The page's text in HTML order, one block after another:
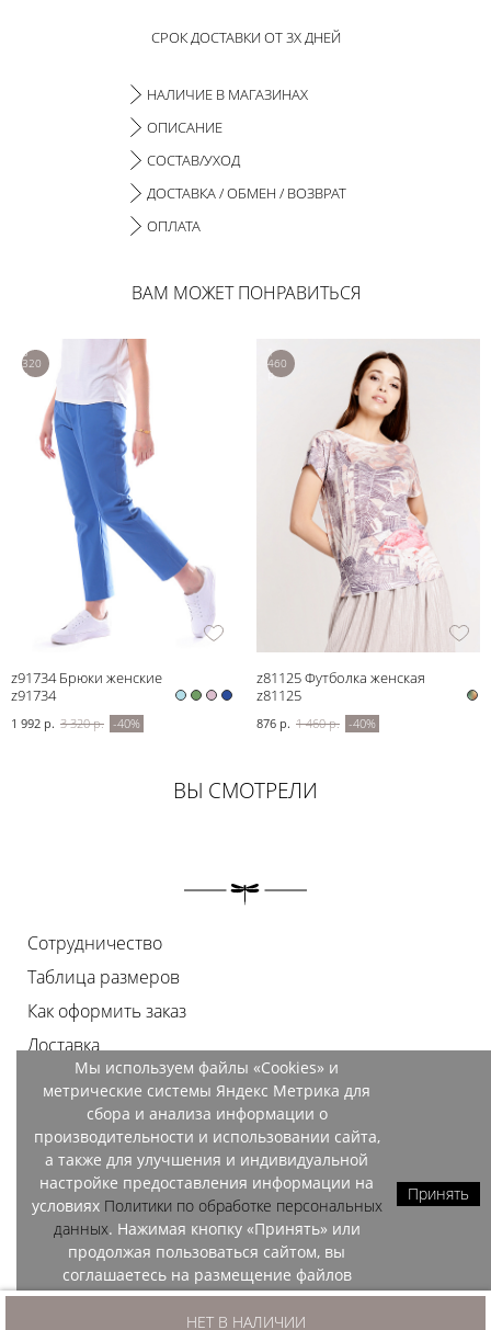
НЕТ В НАЛИЧИИ
СРОК ДОСТАВКИ ОТ 3Х ДНЕЙ
НАЛИЧИЕ В МАГАЗИНАХ
ОПИСАНИЕ
СОСТАВ/УХОД
ДОСТАВКА / ОБМЕН / ВОЗВРАТ
ОПЛАТА
ВАМ МОЖЕТ ПОНРАВИТЬСЯ
3
320
р.
z91734 Брюки женские
z91734
1 992 р. 3 320 р. -40%
1
460
р.
z81125 Футболка женская
z81125
876 р. 1 460 р. -40%
ВЫ СМОТРЕЛИ
Сотрудничество
Таблица размеров
Как оформить заказ
Доставка
Оплата
Возврат
Документы
Контакты
Магазины
Мы используем файлы «Cookies» и
метрические системы Яндекс Метрика для
сбора и анализа информации о
производительности и использовании сайта,
а также для улучшения и индивидуальной
настройке предоставления информации на
условиях Политики по обработке персональных
данных. Нажимая кнопку «Принять» или
продолжая пользоваться сайтом, вы
соглашаетесь на размещение файлов
«Cookies» и обработку данных метрических
систем Яндекс Метрика.
Принять